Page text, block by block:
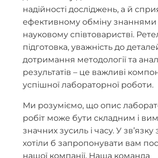
надійності досліджень, а й
ефективному обміну знаннями
науковому співтоваристві.
підготовка, уважність до
дотримання методології та
результатів – це важливі
успішної лабораторної роботи.
Ми розуміємо, що опис
робіт може бути складним і
значних зусиль і часу. У
хотіли б запропонувати вам
нашої компанії. Наша команда